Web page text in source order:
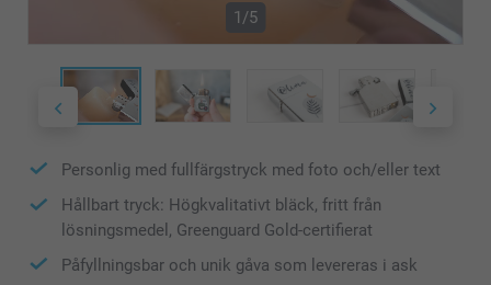
1/5
Personlig med fullfärgstryck med foto och/eller text
Hållbart tryck: Högkvalitativt bläck, fritt från
lösningsmedel, Greenguard Gold-certifierat
Påfyllningsbar och unik gåva som levereras i ask